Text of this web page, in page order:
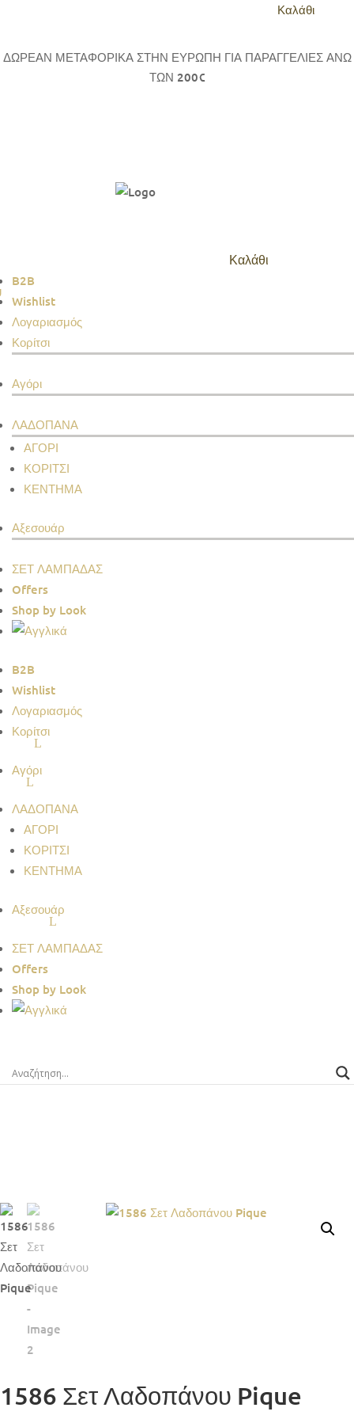
ΔΩΡΕΑΝ ΜΕΤΑΦΟΡΙΚΑ ΣΤΗΝ ΕΥΡΩΠΗ ΓΙΑ ΠΑΡΑΓΓΕΛΙΕΣ ΑΝΩ
ΤΩΝ 200€
Καλάθι
B2B
Wishlist
Λογαριασμός
Κορίτσι
Αγόρι
ΛΑΔΟΠΑΝΑ
ΑΓΟΡΙ
ΚΟΡΙΤΣΙ
ΚΕΝΤΗΜΑ
Αξεσουάρ
ΣΕΤ ΛΑΜΠΑΔΑΣ
Offers
Shop by Look
B2B
Wishlist
Λογαριασμός
Κορίτσι
Αγόρι
ΛΑΔΟΠΑΝΑ
ΑΓΟΡΙ
ΚΟΡΙΤΣΙ
ΚΕΝΤΗΜΑ
Αξεσουάρ
ΣΕΤ ΛΑΜΠΑΔΑΣ
Offers
Shop by Look
Καλάθι
1586 Σετ Λαδοπάνου Pique